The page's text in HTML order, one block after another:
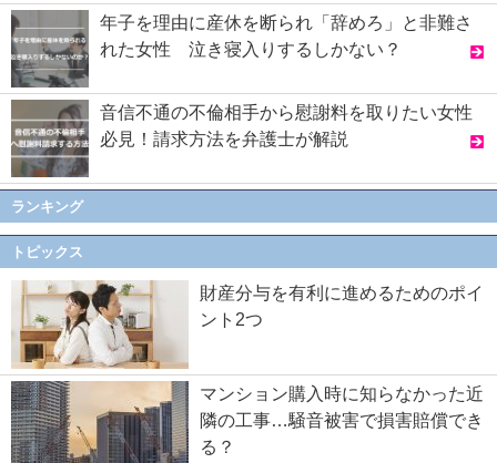
年子を理由に産休を断られ「辞めろ」と非難さ
れた女性 泣き寝入りするしかない？
音信不通の不倫相手から慰謝料を取りたい女性
必見！請求方法を弁護士が解説
ランキング
トピックス
財産分与を有利に進めるためのポイ
ント2つ
マンション購入時に知らなかった近
隣の工事…騒音被害で損害賠償でき
る？